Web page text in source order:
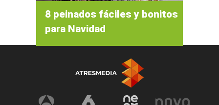
8 peinados fáciles y bonitos
para Navidad